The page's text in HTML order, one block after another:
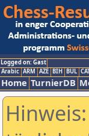
Logged on: Gast
Arabic ARM AZE BIH BUL
Home TurnierDB